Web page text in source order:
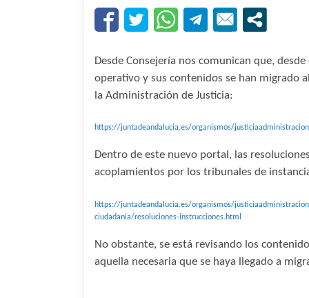
Desde Consejería nos comunican que,
operativo y sus contenidos se han migrado
la Administración de Justicia:
https://juntadeandalucia.es/organismos/
Dentro de este nuevo portal, las
acoplamientos por los tribunales de
https://juntadeandalucia.es/organismos/
ciudadania/resoluciones-instrucciones.html
No obstante, se está revisando los
aquella necesaria que se haya llegado a